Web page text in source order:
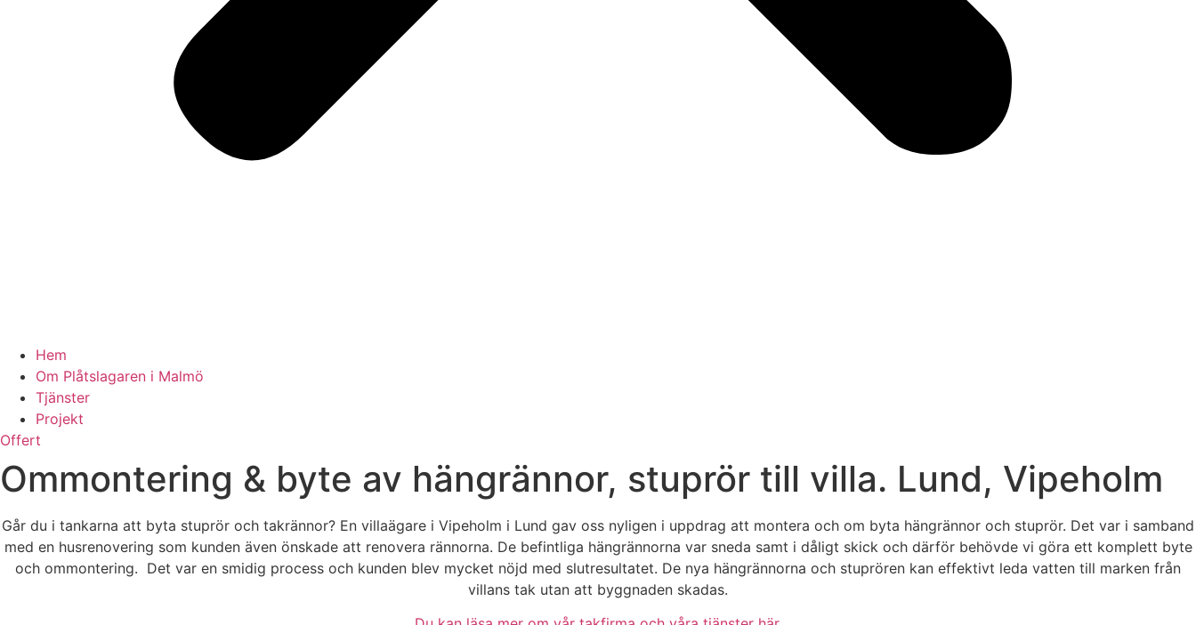
Hem
Om Plåtslagaren i Malmö
Tjänster
Projekt
Offert
Ommontering & byte av hängrännor, stuprör till villa. Lund, Vipeholm
Går du i tankarna att byta stuprör och takrännor? En villaägare i Vipeholm i Lund gav oss nyligen i uppdrag att montera och om byta hängrännor och stuprör. Det var i samband
med en husrenovering som kunden även önskade att renovera rännorna. De befintliga hängrännorna var sneda samt i dåligt skick och därför behövde vi göra ett komplett byte
och ommontering. Det var en smidig process och kunden blev mycket nöjd med slutresultatet. De nya hängrännorna och stuprören kan effektivt leda vatten till marken från
villans tak utan att byggnaden skadas.